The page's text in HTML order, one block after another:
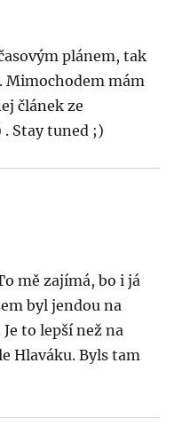
plánem, tak
Mimochodem mám
článek ze
Stay tuned ;)
mě zajímá, bo i já
byl jendou na
to lepší než na
Hlaváku. Byls tam